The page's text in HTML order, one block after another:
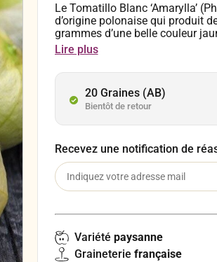
Le Tomatillo Blanc ‘Amarylla’
d’origine polonaise qui produit
grammes d’une belle couleur
juteuse, sucrée et
variétés. Lorsque les tomatillos
cuits. Enfin, lorsqu’ils sont
Lire plus
20 Graines (AB)
Bientôt de retour
Recevez une notification de
Variété paysanne
Graineterie française